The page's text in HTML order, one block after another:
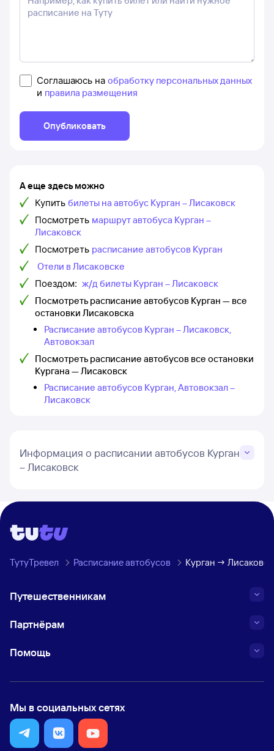
Соглашаюсь на обработку персональных данных
и правила размещения
Опубликовать
А еще здесь можно
Купить билеты на автобус Курган – Лисаковск
Посмотреть маршрут автобуса Курган –
Лисаковск
Посмотреть расписание автобусов Курган
Отели в Лисаковске
Поездом: ж/д билеты Курган – Лисаковск
Посмотреть расписание автобусов Курган — все
остановки Лисаковска
Расписание автобусов Курган – Лисаковск,
Автовокзал
Посмотреть расписание автобусов все остановки
Кургана — Лисаковск
Расписание автобусов Курган, Автовокзал –
Лисаковск
Информация о расписании автобусов Курган
– Лисаковск
ТутуТревел Расписание автобусов Курган → Лисаковск
Путешественникам
Партнёрам
Помощь
Мы в социальных сетях